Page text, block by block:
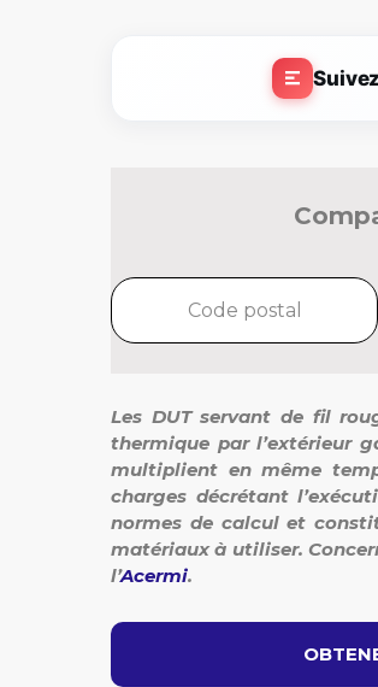
Suivez
Les DUT servant de fil
thermique par l’extérieur
multiplient en même
charges décrétant
normes de calcul et
matériaux à utiliser.
l’Acermi.